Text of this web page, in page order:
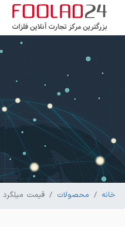
خانه محصولات قیمت میلگرد